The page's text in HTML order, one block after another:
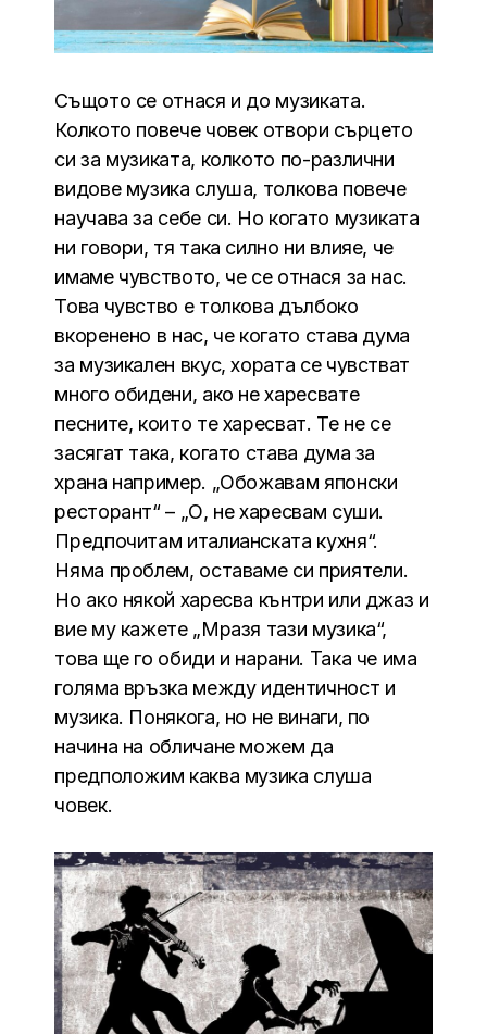
Същото се отнася и до музиката.
Колкото повече човек отвори сърцето
си за музиката, колкото по-различни
видове музика слуша, толкова повече
научава за себе си. Но когато музиката
ни говори, тя така силно ни влияе, че
имаме чувството, че се отнася за нас.
Това чувство е толкова дълбоко
вкоренено в нас, че когато става дума
за музикален вкус, хората се чувстват
много обидени, ако не харесвате
песните, които те харесват. Те не се
засягат така, когато става дума за
храна например. „Обожавам японски
ресторант“ – „О, не харесвам суши.
Предпочитам италианската кухня“.
Няма проблем, оставаме си приятели.
Но ако някой харесва кънтри или джаз и
вие му кажете „Мразя тази музика“,
това ще го обиди и нарани. Така че има
голяма връзка между идентичност и
музика. Понякога, но не винаги, по
начина на обличане можем да
предположим каква музика слуша
човек.